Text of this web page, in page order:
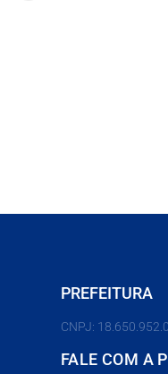
PREFEITURA
CNPJ:
FALE COM A